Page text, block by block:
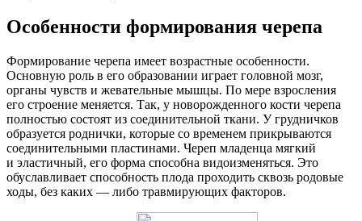
Особенности формирования черепа
Формирование черепа имеет возрастные особенности.
Основную роль в его образовании играет головной мозг,
органы чувств и жевательные мышцы. По мере взросления
его строение меняется. Так, у новорожденного кости черепа
полностью состоят из соединительной ткани. У грудничков
образуется роднички, которые со временем прикрываются
соединительными пластинами. Череп младенца мягкий
и эластичный, его форма способна видоизменяться. Это
обуславливает способность плода проходить сквозь родовые
ходы, без каких — либо травмирующих факторов.